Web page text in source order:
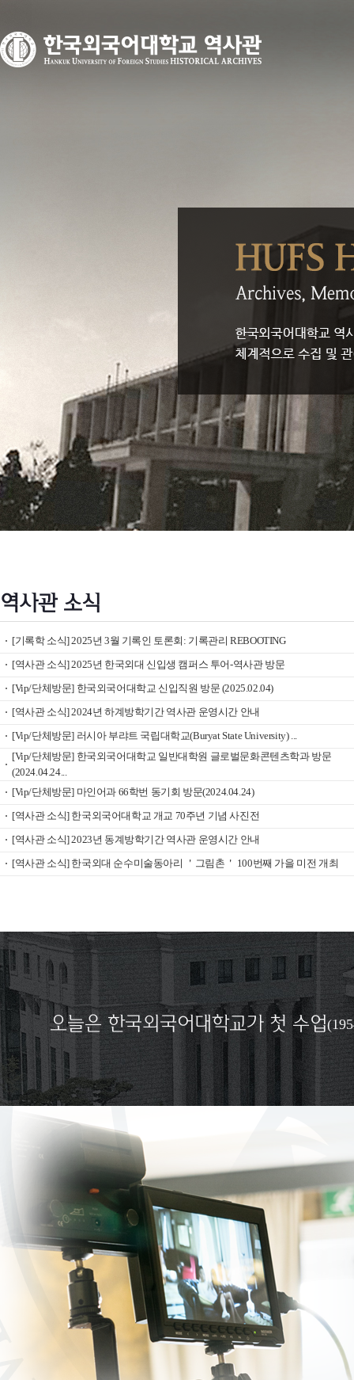
역사관 소식
[기록학 소식] 2025년 3월 기록인 토론회: 기록관리 REBOOTING
[역사관 소식] 2025년 한국외대 신입생 캠퍼스 투어-역사관 방문
[Vip/단체방문] 한국외국어대학교 신입직원 방문 (2025.02.04)
[역사관 소식] 2024년 하계방학기간 역사관 운영시간 안내
[Vip/단체방문] 러시아 부랴트 국립대학교(Buryat State University) ...
[Vip/단체방문] 한국외국어대학교 일반대학원 글로벌문화콘텐츠학과 방문
(2024.04.24...
[Vip/단체방문] 마인어과 66학번 동기회 방문(2024.04.24)
[역사관 소식] 한국외국어대학교 개교 70주년 기념 사진전
[역사관 소식] 2023년 동계방학기간 역사관 운영시간 안내
[역사관 소식] 한국외대 순수미술동아리 ＇그림촌＇ 100번째 가을 미전 개최
오늘은 한국외국어대학교가 첫 수업